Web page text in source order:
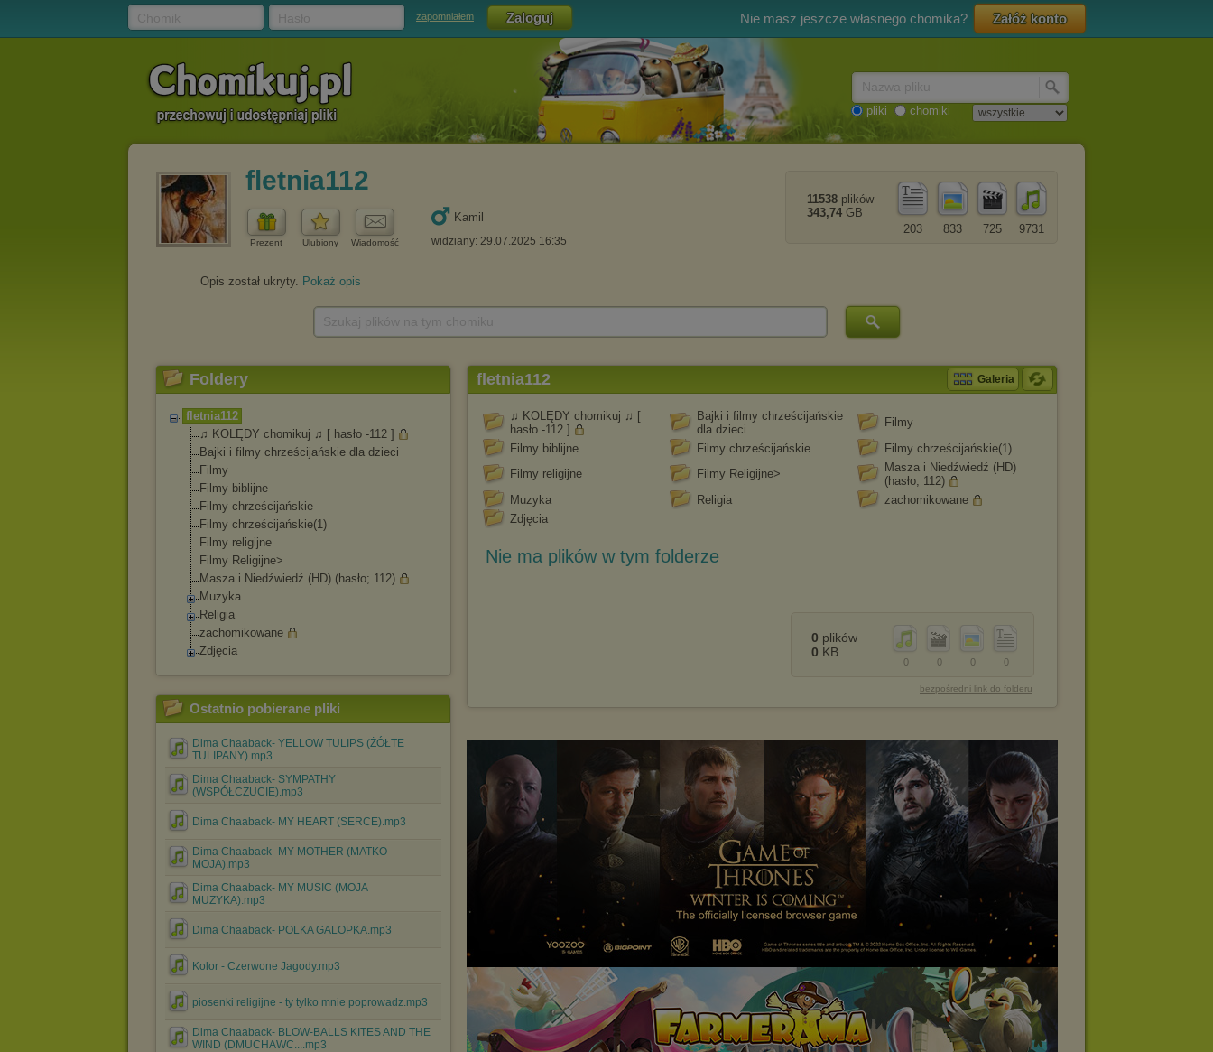
zapomniałem Nie masz jeszcze własnego chomika? Załóż konto
pliki chomiki
fletnia112
Prezent Ulubiony Wiadomość
Kamil
widziany: 29.07.2025 16:35
9731
725
833
203
11538 plików
343,74 GB
Opis został ukryty. Pokaż opis
Foldery
fletnia112
♫ KOLĘDY chomikuj ♫ [ hasło -112 ]
Bajki i filmy chrześcijańskie dla dzieci
Filmy
Filmy biblijne
Filmy chrześcijańskie
Filmy chrześcijańskie(1)
Filmy religijne
Filmy Religijne>
Masza i Niedźwiedź (HD) (hasło; 112)
Muzyka
Religia
zachomikowane
Zdjęcia
Ostatnio pobierane pliki
Dima Chaaback- YELLOW TULIPS (ŻÓŁTE
TULIPANY).mp3
Dima Chaaback- SYMPATHY
(WSPÓŁCZUCIE).mp3
Dima Chaaback- MY HEART (SERCE).mp3
Dima Chaaback- MY MOTHER (MATKO
MOJA).mp3
Dima Chaaback- MY MUSIC (MOJA
MUZYKA).mp3
Dima Chaaback- POLKA GALOPKA.mp3
Kolor - Czerwone Jagody.mp3
piosenki religijne - ty tylko mnie poprowadz.mp3
Dima Chaaback- BLOW-BALLS KITES AND THE
WIND (DMUCHAWC....mp3
fletnia112 Galeria
♫ KOLĘDY chomikuj ♫ [
hasło -112 ]
Bajki i filmy chrześcijańskie
dla dzieci
Filmy
Filmy biblijne
Filmy chrześcijańskie
Filmy chrześcijańskie(1)
Filmy religijne
Filmy Religijne>
Masza i Niedźwiedź (HD)
(hasło; 112)
Muzyka
Religia
zachomikowane
Zdjęcia
Nie ma plików w tym folderze
0
0
0
0
0 plików
0 KB
bezpośredni link do folderu